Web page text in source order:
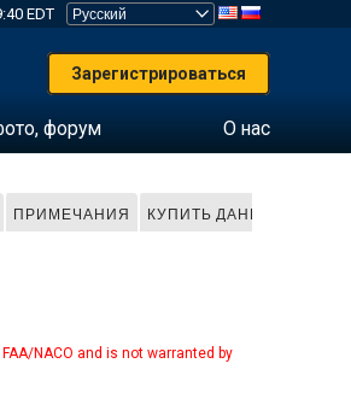
EDT
Зарегистрироваться
форум О нас
ПРИМЕЧАНИЯ КУПИТЬ ДАННЫЕ
NACO and is not warranted by